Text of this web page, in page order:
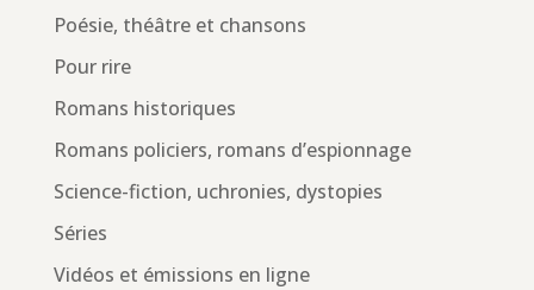
Poésie, théâtre et chansons
Pour rire
Romans historiques
Romans policiers, romans d’espionnage
Science-fiction, uchronies, dystopies
Séries
Vidéos et émissions en ligne